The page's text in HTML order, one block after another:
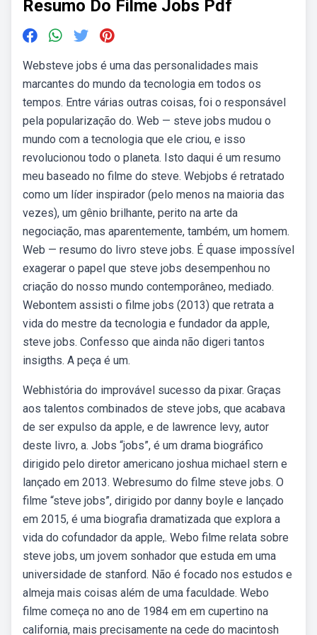
Resumo Do Filme Jobs Pdf
Websteve jobs é uma das personalidades mais
marcantes do mundo da tecnologia em todos os
tempos. Entre várias outras coisas, foi o responsável
pela popularização do. Web — steve jobs mudou o
mundo com a tecnologia que ele criou, e isso
revolucionou todo o planeta. Isto daqui é um resumo
meu baseado no filme do steve. Webjobs é retratado
como um líder inspirador (pelo menos na maioria das
vezes), um gênio brilhante, perito na arte da
negociação, mas aparentemente, também, um homem.
Web — resumo do livro steve jobs. É quase impossível
exagerar o papel que steve jobs desempenhou no
criação do nosso mundo contemporâneo, mediado.
Webontem assisti o filme jobs (2013) que retrata a
vida do mestre da tecnologia e fundador da apple,
steve jobs. Confesso que ainda não digeri tantos
insigths. A peça é um.
Webhistória do improvável sucesso da pixar. Graças
aos talentos combinados de steve jobs, que acabava
de ser expulso da apple, e de lawrence levy, autor
deste livro, a. Jobs “jobs”, é um drama biográfico
dirigido pelo diretor americano joshua michael stern e
lançado em 2013. Webresumo do filme steve jobs. O
filme “steve jobs”, dirigido por danny boyle e lançado
em 2015, é uma biografia dramatizada que explora a
vida do cofundador da apple,. Webo filme relata sobre
steve jobs, um jovem sonhador que estuda em uma
universidade de stanford. Não é focado nos estudos e
almeja mais coisas além de uma faculdade. Webo
filme começa no ano de 1984 em em cupertino na
california, mais precisamente na cede do macintosh